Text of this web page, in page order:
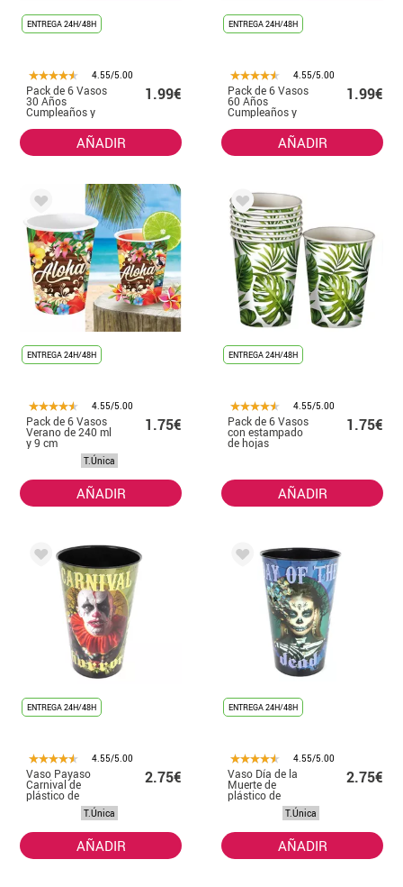
ENTREGA 24H/48H
4.55/5.00
Pack de 6 Vasos
30 Años
Cumpleaños y
Aniversarios de
240 ml (90 cm)
1.99€
AÑADIR
ENTREGA 24H/48H
4.55/5.00
Pack de 6 Vasos
60 Años
Cumpleaños y
Aniversarios de
240 ml
1.99€
AÑADIR
ENTREGA 24H/48H
4.55/5.00
Pack de 6 Vasos
Verano de 240 ml
y 9 cm
1.75€
T.Única
AÑADIR
ENTREGA 24H/48H
4.55/5.00
Pack de 6 Vasos
con estampado
de hojas
1.75€
AÑADIR
ENTREGA 24H/48H
4.55/5.00
Vaso Payaso
Carnival de
plástico de
10,5x7,5x18 cm
2.75€
T.Única
AÑADIR
ENTREGA 24H/48H
4.55/5.00
Vaso Día de la
Muerte de
plástico de
10,5x7,5x18 cm
2.75€
T.Única
AÑADIR